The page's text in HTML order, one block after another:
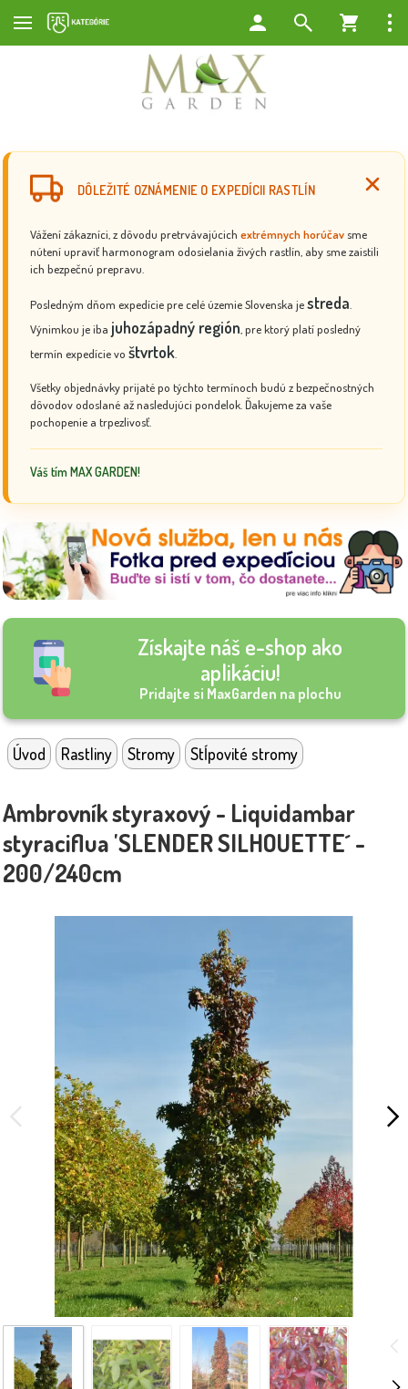
DÔLEŽITÉ OZNÁMENIE O EXPEDÍCII RASTLÍN
Vážení zákazníci, z dôvodu pretrvávajúcich extrémnych horúčav sme
nútení upraviť harmonogram odosielania živých rastlín, aby sme zaistili
ich bezpečnú prepravu.
Posledným dňom expedície pre celé územie Slovenska jestreda
Výnimkou je iba juhozápadný región , pre ktorý platí posledný
termín expedície vo štvrtok
Všetky objednávky prijaté po týchto termínoch budú z bezpečnostných
dôvodov odoslané až nasledujúci pondelok. Ďakujeme za vaše
pochopenie a trpezlivosť.
Váš tím MAX GARDEN!
Získajte náš e-shop ako
aplikáciu!
Pridajte si MaxGarden na plochu
Úvod Rastliny Stromy Stĺpovité stromy
Ambrovník styraxový - Liquidambar
styraciflua 'SLENDER SILHOUETTE´ -
200/240cm